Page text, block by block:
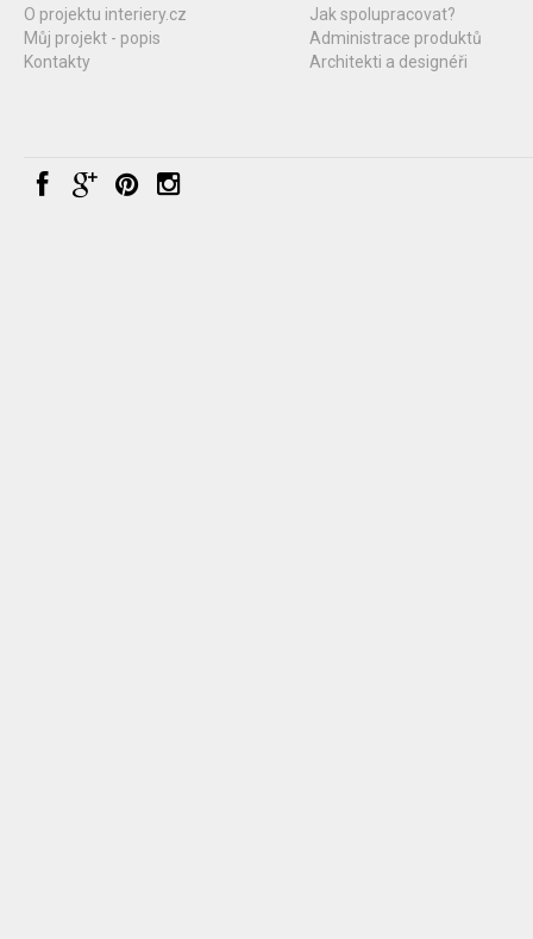
O projektu interiery.cz
Můj projekt - popis
Kontakty
Jak spolupracovat?
Administrace produktů
Architekti a designéři